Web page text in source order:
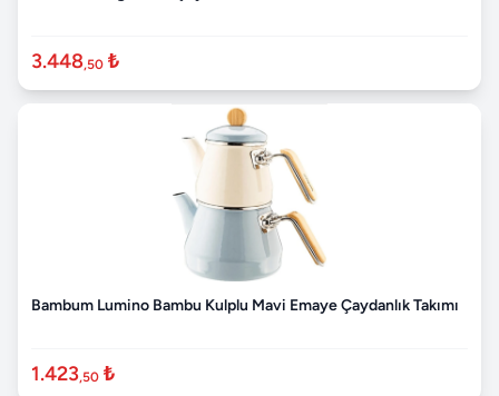
3.448,50 ₺
Bambum Lumino Bambu Kulplu Mavi Emaye Çaydanlık Takımı
1.423,50 ₺